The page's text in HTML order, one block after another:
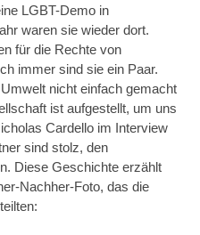
LGBT-Demo in
waren sie wieder dort.
für die Rechte von
immer sind sie ein Paar.
nicht einfach gemacht
ist aufgestellt, um uns
Cardello im Interview
sind stolz, den
Diese Geschichte erzählt
Nachher-Foto, das die